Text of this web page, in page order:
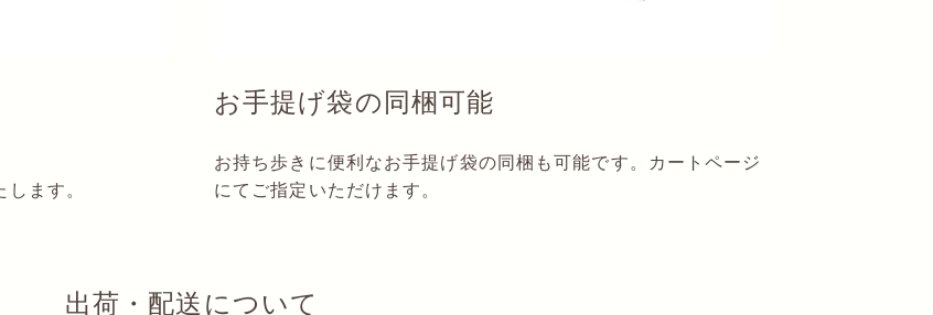
ます。
お手提げ袋の同梱可能
お持ち歩きに便利なお手提げ袋の同梱も可能です。カートページ
にてご指定いただけます。
出荷・配送について